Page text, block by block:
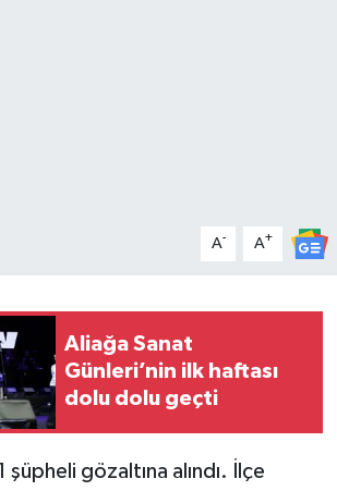
A- A+
Aliağa Sanat
Günleri’nin ilk haftası
dolu dolu geçti
gözaltına alındı. İlçe